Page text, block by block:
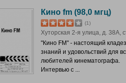
Кино fm (98,0 мгц)
(1)
Хуторская 2-я улица, д. 38А,
"Кино FM" - настоящий
знаний и удовольствий для
любителей кинематографа.
Интервью с ...